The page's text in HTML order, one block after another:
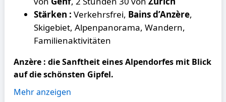
Stärken : Verkehrsfrei, Bains d’Anzère,
Skigebiet, Alpenpanorama, Wandern,
Familienaktivitäten
Anzère : die Sanftheit eines Alpendorfes mit Blick
auf die schönsten Gipfel.
Mehr anzeigen